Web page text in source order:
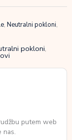
, Neutralni pokloni,
pokloni,
putem web
nas.